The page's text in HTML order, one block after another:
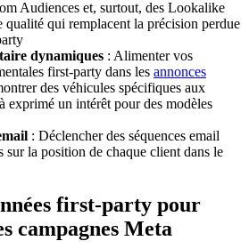
Audiences et, surtout, des Lookalike
qualité qui remplacent la précision perdue
dynamiques : Alimenter vos
first-party dans les annonces
des véhicules spécifiques aux
exprimé un intérêt pour des modèles
: Déclencher des séquences email
sur la position de chaque client dans le
first-party pour
campagnes Meta